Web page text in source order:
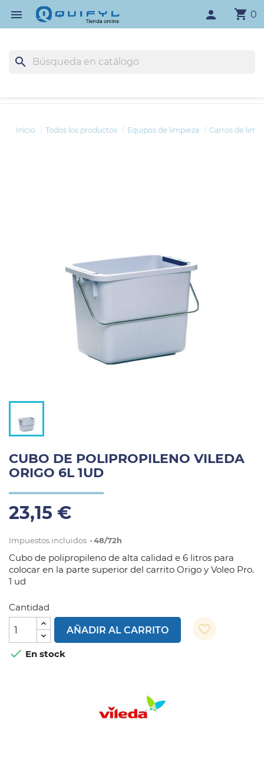
 shopping_cart 0
person
search
Inicio Todos los productos Equipos de limpieza Carros de
CUBO DE POLIPROPILENO VILEDA
ORIGO 6L 1UD
23,15 €
Impuestos incluidos 48/72h
Cubo de polipropileno de alta calidad e 6 litros para
colocar en la parte superior del carrito Origo y Voleo Pro.
1 ud
Cantidad
AÑADIR AL CARRITO
favorite_border
 En stock